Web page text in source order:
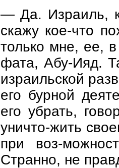
— Да. Израиль,
скажу кое-что
только мне, ее,
фата, Абу-Ияд.
израильской
его бурной
его убрать,
уничто-жить
при воз-
Странно, не